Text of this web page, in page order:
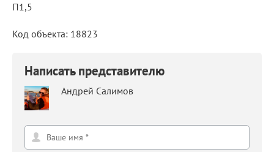
П1,5
Код объекта: 18823
Написать представителю
Андрей Салимов